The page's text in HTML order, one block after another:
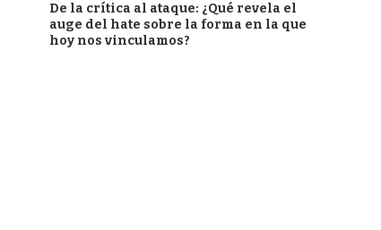
De la crítica al ataque: ¿Qué revela el
auge del hate sobre la forma en la que
hoy nos vinculamos?